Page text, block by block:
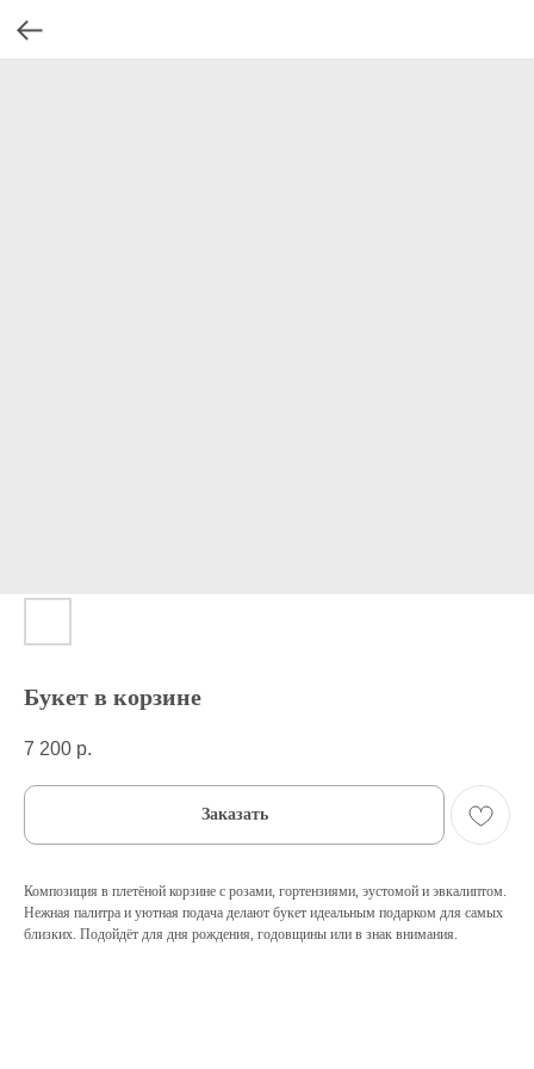
Букет в корзине
7 200 р.
Заказать
Композиция в плетёной корзине с розами, гортензиями, эустомой и эвкалиптом.
Нежная палитра и уютная подача делают букет идеальным подарком для самых
близких. Подойдёт для дня рождения, годовщины или в знак внимания.